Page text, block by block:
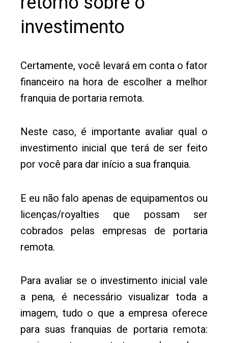
investimento
Certamente, você levará em conta o fator
financeiro na hora de escolher a melhor
franquia de portaria remota.
Neste caso, é importante avaliar qual o
investimento inicial que terá de ser feito
por você para dar início a sua franquia.
E eu não falo apenas de equipamentos ou
licenças/royalties que possam ser
cobrados pelas empresas de portaria
remota.
Para avaliar se o investimento inicial vale
a pena, é necessário visualizar toda a
imagem, tudo o que a empresa oferece
para suas franquias de portaria remota: